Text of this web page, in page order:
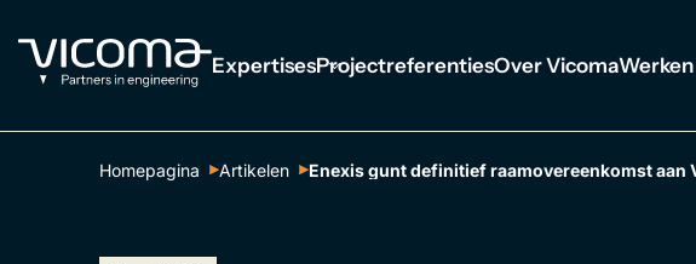
ExpertisesProjectreferentiesOver Vicoma
Homepagina Artikelen Enexis gunt definitief raamovereenkomst aan